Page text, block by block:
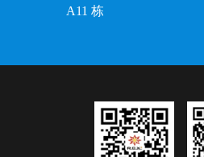
A11 栋